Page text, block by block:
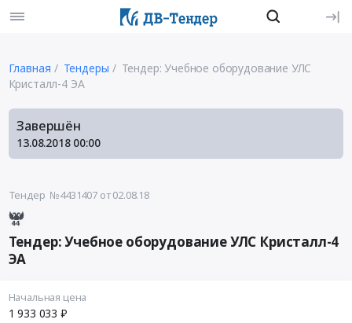
Главная Тендеры
Тендер: Учебное оборудование УЛС
Кристалл-4 ЭА
Завершён
13.08.2018 00:00
Тендер №4431407от 02.08.18
Тендер: Учебное оборудование УЛС Кристалл-4
ЭА
Начальная цена
1 933 033 ₽